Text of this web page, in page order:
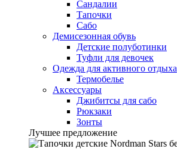
Сандалии
Тапочки
Сабо
Демисезонная обувь
Детские полуботинки
Туфли для девочек
Одежда для активного отдыха
Термобелье
Аксессуары
Джибитсы для сабо
Рюкзаки
Зонты
Лучшее предложение